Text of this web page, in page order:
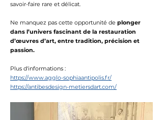
savoir-faire rare et délicat.
Ne manquez pas cette opportunité de plonger
dans l’univers fascinant de la restauration
d’œuvres d’art, entre tradition, précision et
passion.
Plus d'informations :
https://www.agglo-sophiaantipolis.fr/
https://antibesdesign-metiersdart.com/